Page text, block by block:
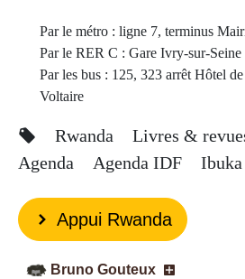
Par le métro : ligne 7, terminus
Par le RER C : Gare Ivry-sur-Seine
Par les bus : 125, 323 arrêt Hôtel
Voltaire
Rwanda Livres &
Agenda
Agenda IDF Ibuka
Appui Rwanda
Bruno Gouteux